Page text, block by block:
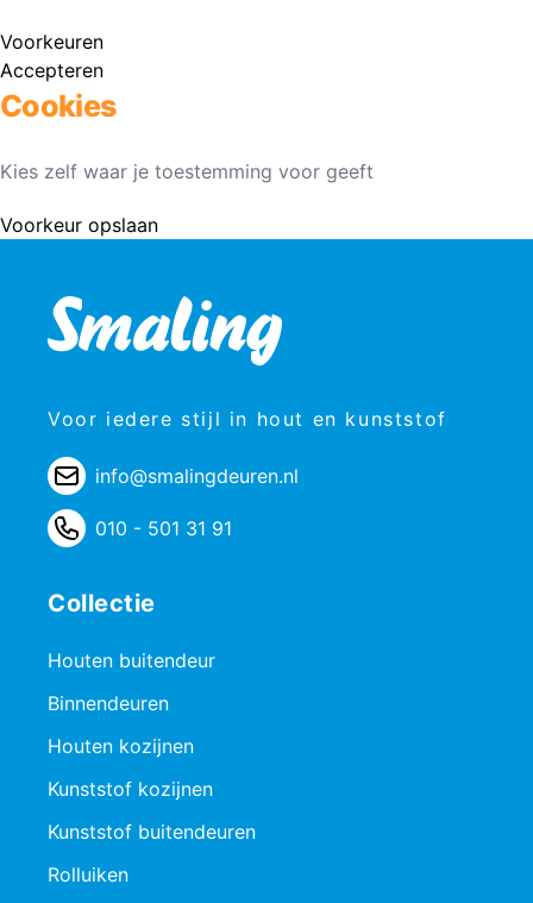
Voorkeuren
Accepteren
Cookies
Kies zelf waar je toestemming voor geeft
Voorkeur opslaan
Voor iedere stijl in hout en kunststof
info@smalingdeuren.nl
010 - 501 31 91
Collectie
Houten buitendeur
Binnendeuren
Houten kozijnen
Kunststof kozijnen
Kunststof buitendeuren
Rolluiken